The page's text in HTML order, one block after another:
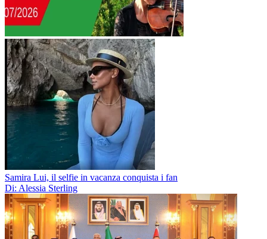
Samira Lui, il selfie in vacanza conquista i fan
Di: Alessia Sterling